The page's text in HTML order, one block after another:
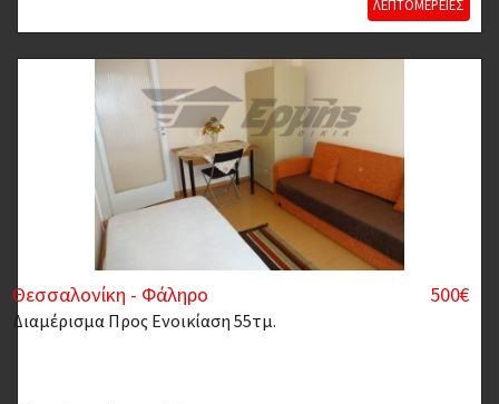
ΛΕΠΤΟΜΕΡΕΙΕΣ
Θεσσαλονίκη - Φάληρο 500€
Διαμέρισμα Προς Ενοικίαση 55τμ.